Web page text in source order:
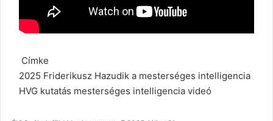
Címke
2025 Friderikusz Hazudik a mesterséges intelligencia
HVG kutatás mesterséges intelligencia videó